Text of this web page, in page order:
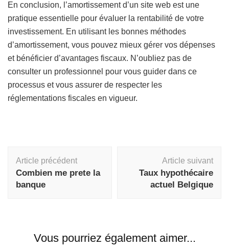
En conclusion, l’amortissement d’un site web est une
pratique essentielle pour évaluer la rentabilité de votre
investissement. En utilisant les bonnes méthodes
d’amortissement, vous pouvez mieux gérer vos dépenses
et bénéficier d’avantages fiscaux. N’oubliez pas de
consulter un professionnel pour vous guider dans ce
processus et vous assurer de respecter les
réglementations fiscales en vigueur.
d'article
Article précédent
Combien me prete la
banque
Article suivant
Taux hypothécaire
actuel Belgique
Vous pourriez également aimer...